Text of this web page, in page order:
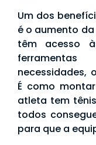
Um dos
é o aumento da
têm acesso
necessidades,
É como
atleta tem
todos
para que a